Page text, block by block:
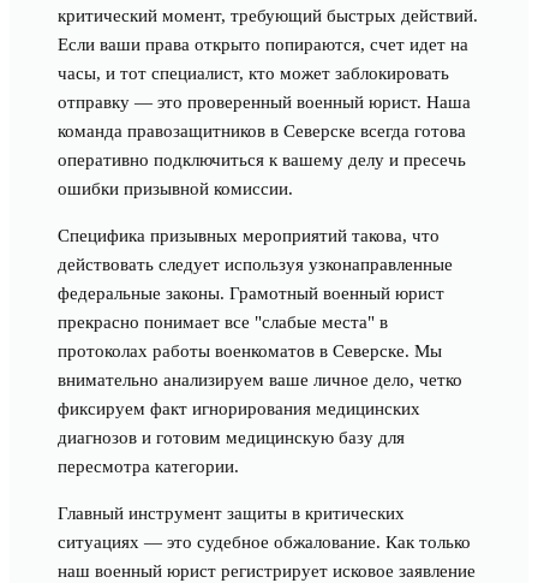
критический момент, требующий быстрых действий.
Если ваши права открыто попираются, счет идет на
часы, и тот специалист, кто может заблокировать
отправку — это проверенный военный юрист. Наша
команда правозащитников в Северске всегда готова
оперативно подключиться к вашему делу и пресечь
ошибки призывной комиссии.
Специфика призывных мероприятий такова, что
действовать следует используя узконаправленные
федеральные законы. Грамотный военный юрист
прекрасно понимает все "слабые места" в
протоколах работы военкоматов в Северске. Мы
внимательно анализируем ваше личное дело, четко
фиксируем факт игнорирования медицинских
диагнозов и готовим медицинскую базу для
пересмотра категории.
Главный инструмент защиты в критических
ситуациях — это судебное обжалование. Как только
наш военный юрист регистрирует исковое заявление